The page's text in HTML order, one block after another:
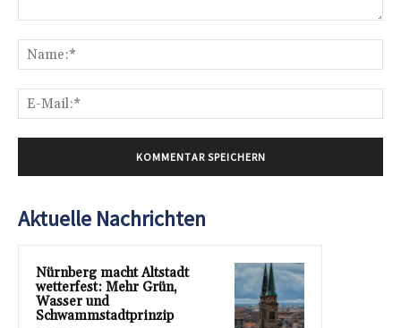
Aktuelle Nachrichten
Nürnberg macht Altstadt
wetterfest: Mehr Grün,
Wasser und
Schwammstadtprinzip